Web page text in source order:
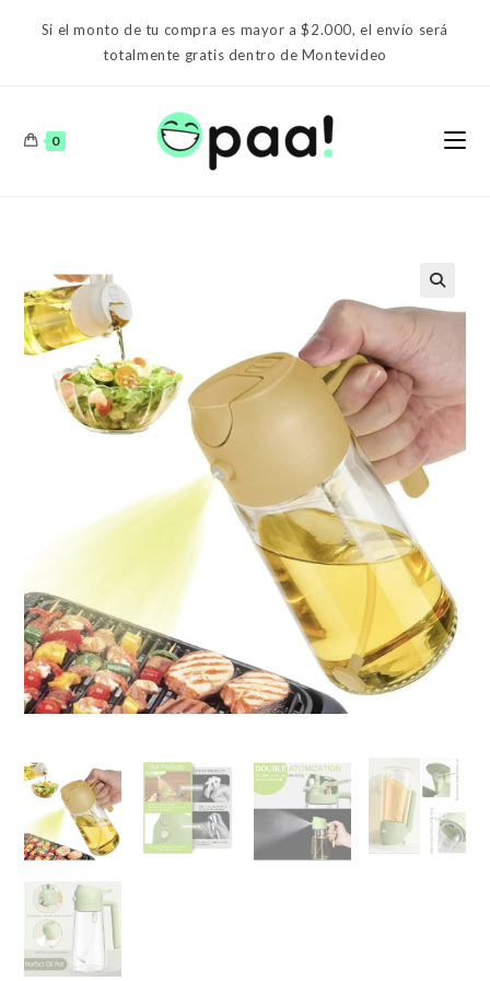
Si el monto de tu compra es mayor a $2.000, el envío será
totalmente gratis dentro de Montevideo
0